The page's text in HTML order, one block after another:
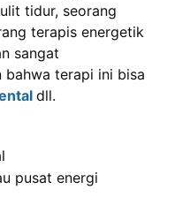
tidur, seorang
terapis energetik
sangat
bahwa terapi ini bisa
dll.
pusat energi